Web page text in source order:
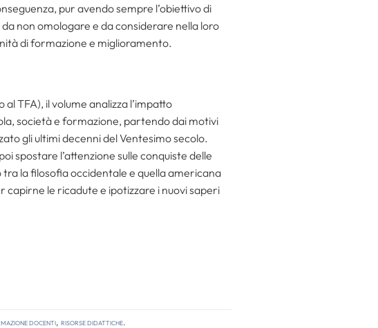
pur avendo sempre l’obiettivo di
non omologare e da considerare nella loro
di formazione e miglioramento.
TFA), il volume analizza l’impatto
società e formazione, partendo dai motivi
gli ultimi decenni del Ventesimo secolo.
spostare l’attenzione sulle conquiste delle
tra la filosofia occidentale e quella americana
capirne le ricadute e ipotizzare i nuovi saperi
docenti, risorse didattiche.